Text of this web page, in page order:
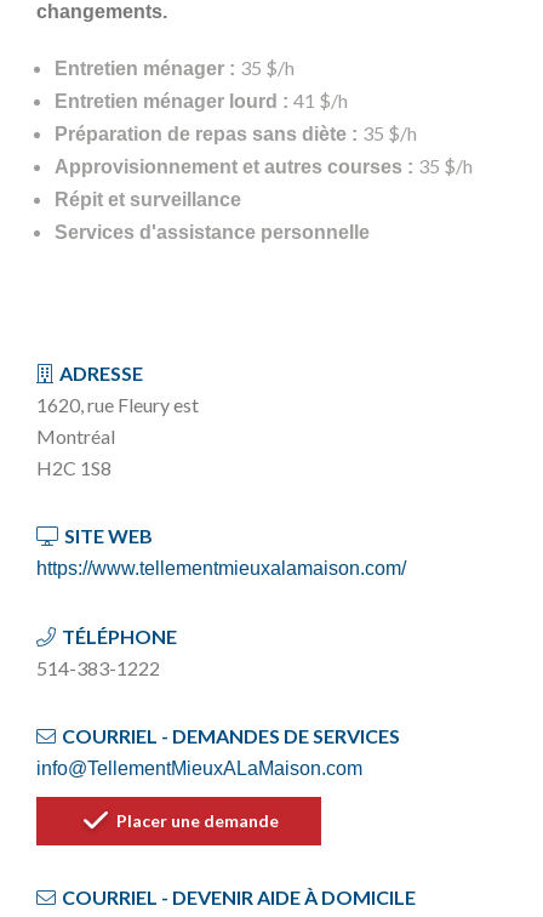
changements.
Entretien ménager : 35 $/h
Entretien ménager lourd : 41 $/h
Préparation de repas sans diète : 35 $/h
Approvisionnement et autres courses : 35 $/h
Répit et surveillance
Services d'assistance personnelle
ADRESSE
1620, rue Fleury est
Montréal
H2C 1S8
SITE WEB
https://www.tellementmieuxalamaison.com/
TÉLÉPHONE
514-383-1222
COURRIEL - DEMANDES DE SERVICES
info@TellementMieuxALaMaison.com
Placer une demande
COURRIEL - DEVENIR AIDE À DOMICILE